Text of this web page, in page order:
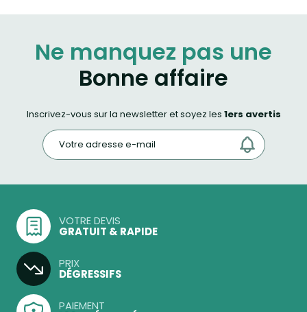
Ne manquez pas une
Bonne affaire
Inscrivez-vous sur la newsletter et soyez les 1ers avertis
VOTRE DEVIS
GRATUIT & RAPIDE
PRIX
DÉGRESSIFS
PAIEMENT